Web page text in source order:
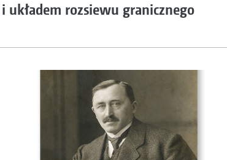
układem rozsiewu granicznego